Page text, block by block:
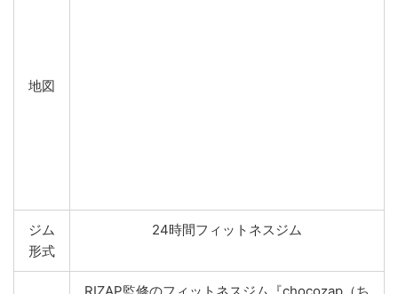
地図
ジム
形式
24時間フィットネスジム
RIZAP監修のフィットネスジム『chocozap（ち